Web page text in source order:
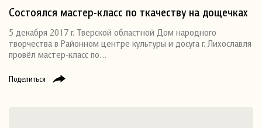
Поделиться
Состоялся мастер-класс по ткачеству на дощечках
5 декабря 2017 г. Тверской областной Дом народного
творчества в Районном центре культуры и досуга г. Лихославля
провёл мастер-класс по…